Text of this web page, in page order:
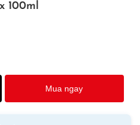
100ml
Mua ngay